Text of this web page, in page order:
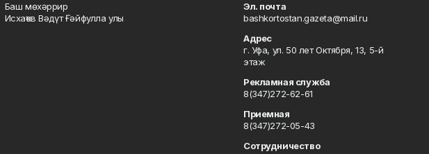
Баш мөхәррир
Исхаҡов Вәдүт Ғәйфулла улы
Эл. почта
bashkortostan.gazeta@mail.ru
Адрес
г. Уфа, ул. 50 лет Октября, 13, 5-й
этаж
Рекламная служба
8(347)272-62-61
Приемная
8(347)272-05-43
Сотрудничество